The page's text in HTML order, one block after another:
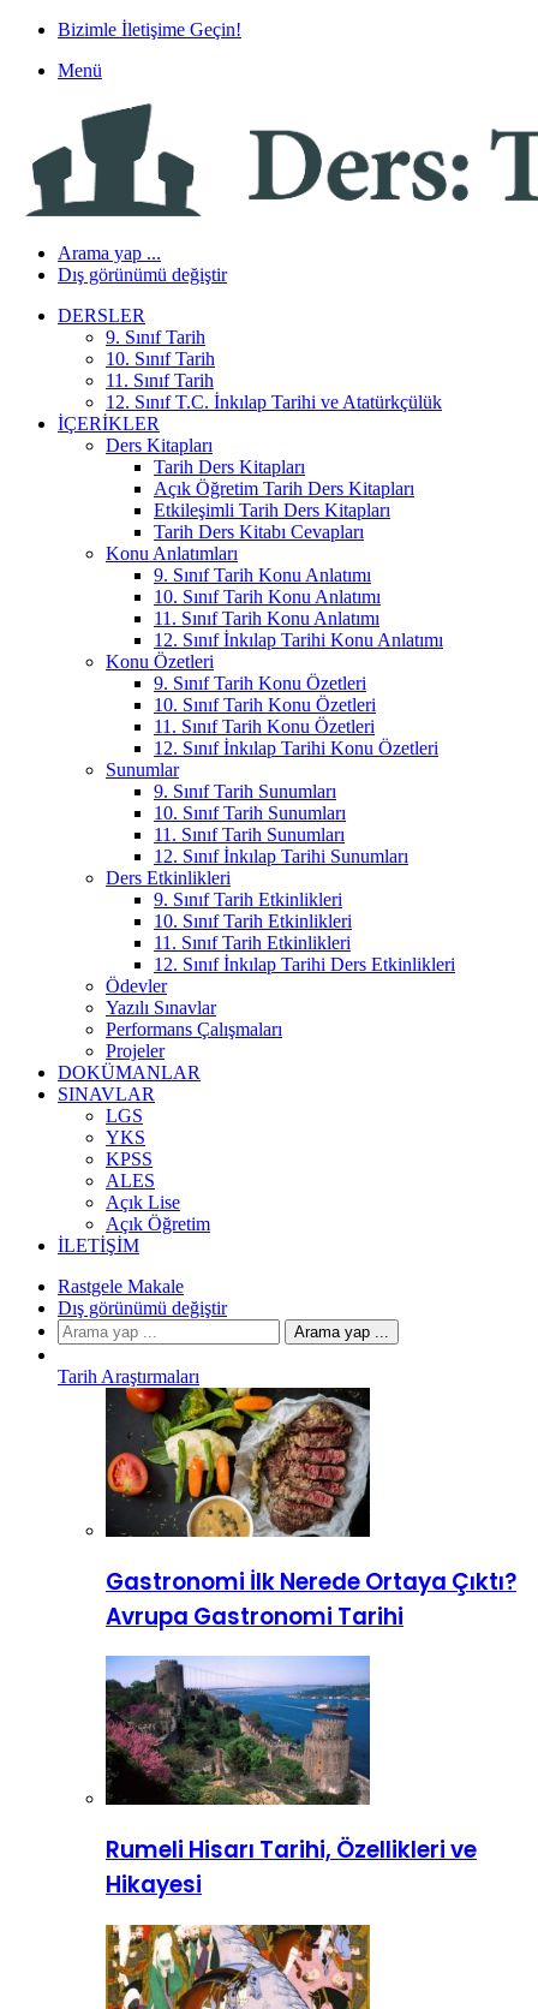
Bizimle İletişime Geçin!
Menü
Arama yap ...
Dış görünümü değiştir
DERSLER
9. Sınıf Tarih
10. Sınıf Tarih
11. Sınıf Tarih
12. Sınıf T.C. İnkılap Tarihi ve Atatürkçülük
İÇERIKLER
Ders Kitapları
Tarih Ders Kitapları
Açık Öğretim Tarih Ders Kitapları
Etkileşimli Tarih Ders Kitapları
Tarih Ders Kitabı Cevapları
Konu Anlatımları
9. Sınıf Tarih Konu Anlatımı
10. Sınıf Tarih Konu Anlatımı
11. Sınıf Tarih Konu Anlatımı
12. Sınıf İnkılap Tarihi Konu Anlatımı
Konu Özetleri
9. Sınıf Tarih Konu Özetleri
10. Sınıf Tarih Konu Özetleri
11. Sınıf Tarih Konu Özetleri
12. Sınıf İnkılap Tarihi Konu Özetleri
Sunumlar
9. Sınıf Tarih Sunumları
10. Sınıf Tarih Sunumları
11. Sınıf Tarih Sunumları
12. Sınıf İnkılap Tarihi Sunumları
Ders Etkinlikleri
9. Sınıf Tarih Etkinlikleri
10. Sınıf Tarih Etkinlikleri
11. Sınıf Tarih Etkinlikleri
12. Sınıf İnkılap Tarihi Ders Etkinlikleri
Ödevler
Yazılı Sınavlar
Performans Çalışmaları
Projeler
DOKÜMANLAR
SINAVLAR
LGS
YKS
KPSS
ALES
Açık Lise
Açık Öğretim
İLETIŞIM
Rastgele Makale
Dış görünümü değiştir
Arama yap ...
Tarih Araştırmaları
Gastronomi İlk Nerede Ortaya Çıktı?
Avrupa Gastronomi Tarihi
Rumeli Hisarı Tarihi, Özellikleri ve
Hikayesi